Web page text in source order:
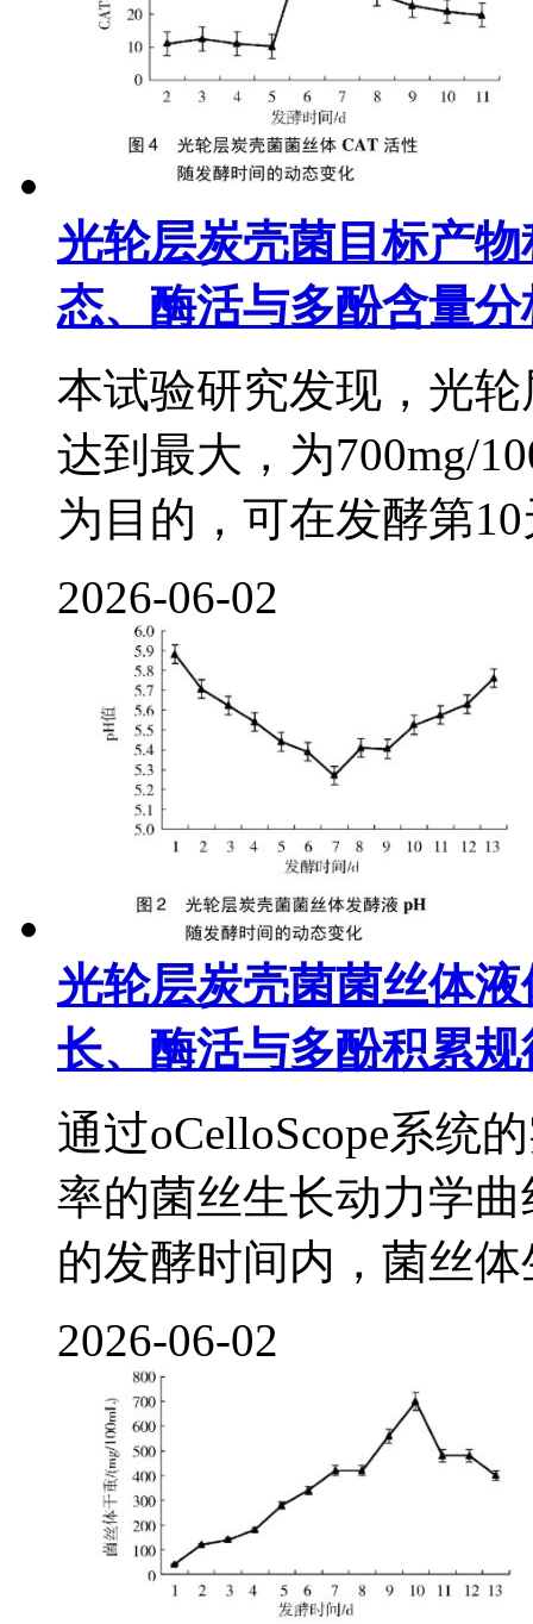
光轮层炭壳菌目标产
态、酶活与多酚含量分
本试验研究发现，光
达到最大，为700mg/
为目的，可在发酵第
2026-06-02
光轮层炭壳菌菌丝体
长、酶活与多酚积累规
通过oCelloScope系统
率的菌丝生长动力学
的发酵时间内，菌丝
2026-06-02